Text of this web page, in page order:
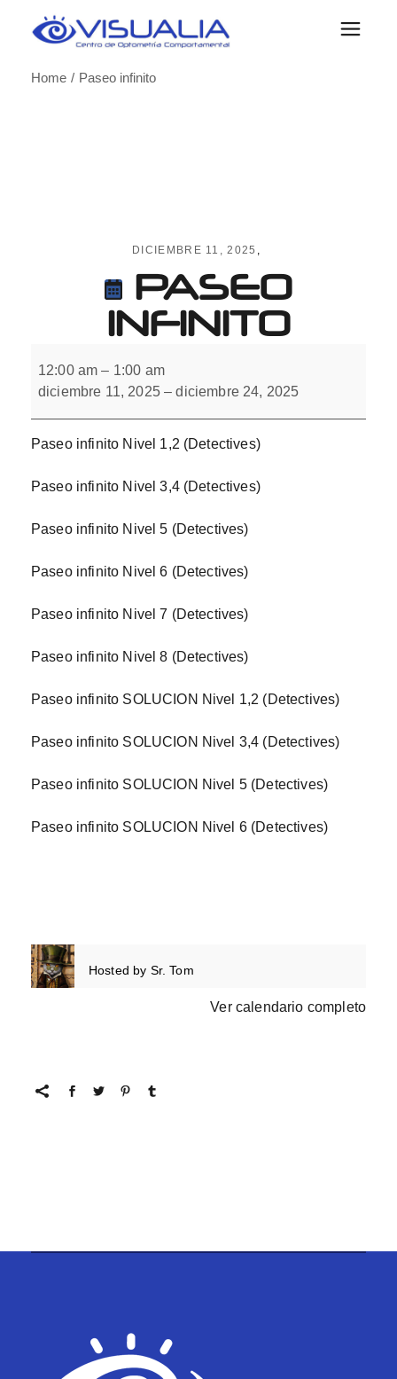
Home
Paseo infinito
DICIEMBRE 11, 2025
PASEO
INFINITO
infinito
12:00 am – 1:00 am
diciembre 11, 2025 –diciembre 24, 2025
Paseo infinito Nivel 1,2 (Detectives)
Paseo infinito Nivel 3,4 (Detectives)
Paseo infinito Nivel 5 (Detectives)
Paseo infinito Nivel 6 (Detectives)
Paseo infinito Nivel 7 (Detectives)
Paseo infinito Nivel 8 (Detectives)
Paseo infinito SOLUCION Nivel 1,2 (Detectives)
Paseo infinito SOLUCION Nivel 3,4 (Detectives)
Paseo infinito SOLUCION Nivel 5 (Detectives)
Paseo infinito SOLUCION Nivel 6 (Detectives)
Hosted by Sr. Tom
Ver calendario completo